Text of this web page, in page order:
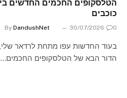
כוכבים
By DandushNet 30/07/2026 0
הדור הבא של הטלסקופים החכמים…